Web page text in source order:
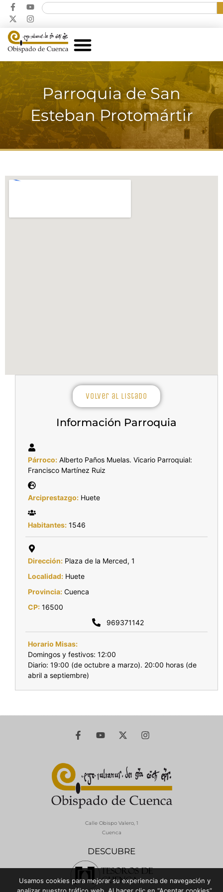
Parroquia de San
Esteban Protomártir
Volver al listado
Información Parroquia
Párroco: Alberto Paños Muelas. Vicario Parroquial:
Francisco Martínez Ruiz
Arciprestazgo: Huete
Habitantes: 1546
Dirección: Plaza de la Merced, 1
Localidad: Huete
Provincia: Cuenca
CP: 16500
969371142
Horario Misas:
Domingos y festivos: 12:00
Diario: 19:00 (de octubre a marzo). 20:00 horas (de
abril a septiembre)
DESCUBRE
Calle Obispo Valero, 1
Cuenca
Usamos cookies para mejorar su experiencia de navegación y